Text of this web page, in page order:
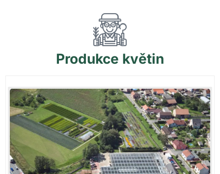
Produkce květin